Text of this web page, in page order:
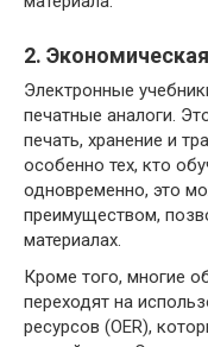
2.
Электронные
печатные аналоги.
печать, хранение и
особенно тех, кто
одновременно, это
преимуществом,
материалах.
Кроме того, многие
переходят на
ресурсов (OER),